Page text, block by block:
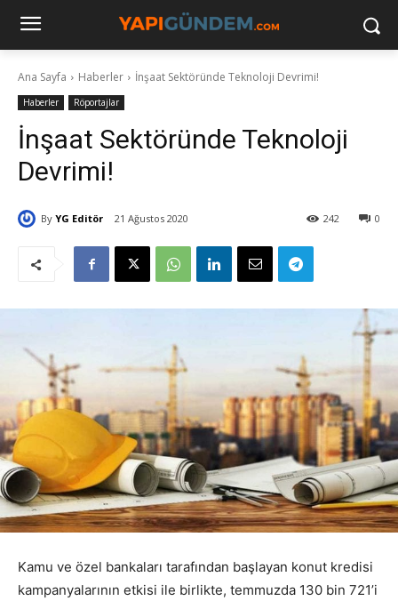
Ana Sayfa Haberler İnşaat Sektöründe Teknoloji Devrimi!
Haberler Röportajlar
İnşaat Sektöründe Teknoloji
Devrimi!
By YG Editör 21 Ağustos 2020 0
242
Kamu ve özel bankaları tarafından başlayan konut kredisi
kampanyalarının etkisi ile birlikte, temmuzda 130 bin 721’i